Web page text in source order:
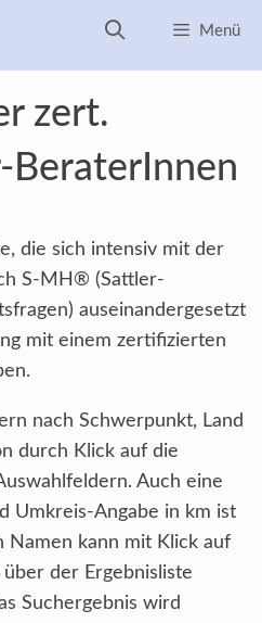
Menü
zert.
BeraterInnen
die sich intensiv mit der
S-MH® (Sattler-
auseinandergesetzt
mit einem zertifizierten
nach Schwerpunkt, Land
durch Klick auf die
Auch eine
Umkreis-Angabe in km ist
Namen kann mit Klick auf
der Ergebnisliste
Suchergebnis wird